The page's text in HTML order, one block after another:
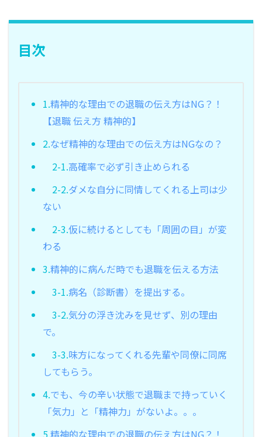
目次
1.精神的な理由での退職の伝え方はNG？！
【退職 伝え方 精神的】
2.なぜ精神的な理由での伝え方はNGなの？
2-1.高確率で必ず引き止められる
2-2.ダメな自分に同情してくれる上司は少
ない
2-3.仮に続けるとしても「周囲の目」が変
わる
3.精神的に病んだ時でも退職を伝える方法
3-1.病名（診断書）を提出する。
3-2.気分の浮き沈みを見せず、別の理由
で。
3-3.味方になってくれる先輩や同僚に同席
してもらう。
4.でも、今の辛い状態で退職まで持っていく
「気力」と「精神力」がないよ。。。